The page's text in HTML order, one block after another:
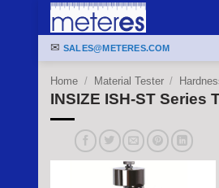
Skip
content
✉ SALES@METERES.COM
Home / Material Tester /
INSIZE ISH-ST